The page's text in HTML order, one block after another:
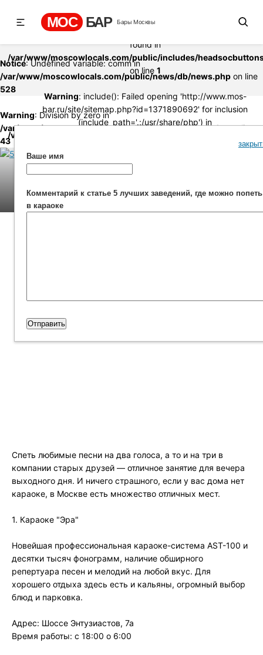
МОС БАР Бары Москвы
Notice: Undefined variable: comm in
/var/www/moscowlocals.com/public/news/db/news.php on line
528
Warning: include(http://www.mos-bar.ru/site/sitemap.php?
id=1371890692): failed to open stream: no suitable wrapper
found in
/var/www/moscowlocals.com/public/includes/
on line 1
Warning: include(): Failed opening 'http://www.mos-
bar.ru/site/sitemap.php?id=1371890692' for inclusion
(include_path='.:/usr/share/php') in
/var/www/moscowlocals.com/public/includes/
Ваше имя
Комментарий к статье 5 лучших заведений, где можно попеть
в караоке
Warning: Division by zero in
/var/www/moscowlocals.com/public/news/db/func.phpon line
43
Спеть любимые песни на два голоса, а то и на три в
компании старых друзей — отличное занятие для вечера
выходного дня. И ничего страшного, если у вас дома нет
караоке, в Москве есть множество отличных мест.
1. Караоке "Эра"
Новейшая профессиональная караоке-система AST-100 и
десятки тысяч фонограмм, наличие обширного
репертуара песен и мелодий на любой вкус. Для
хорошего отдыха здесь есть и кальяны, огромный выбор
блюд и парковка.
Адрес: Шоссе Энтузиастов, 7а
Время работы: с 18:00 о 6:00